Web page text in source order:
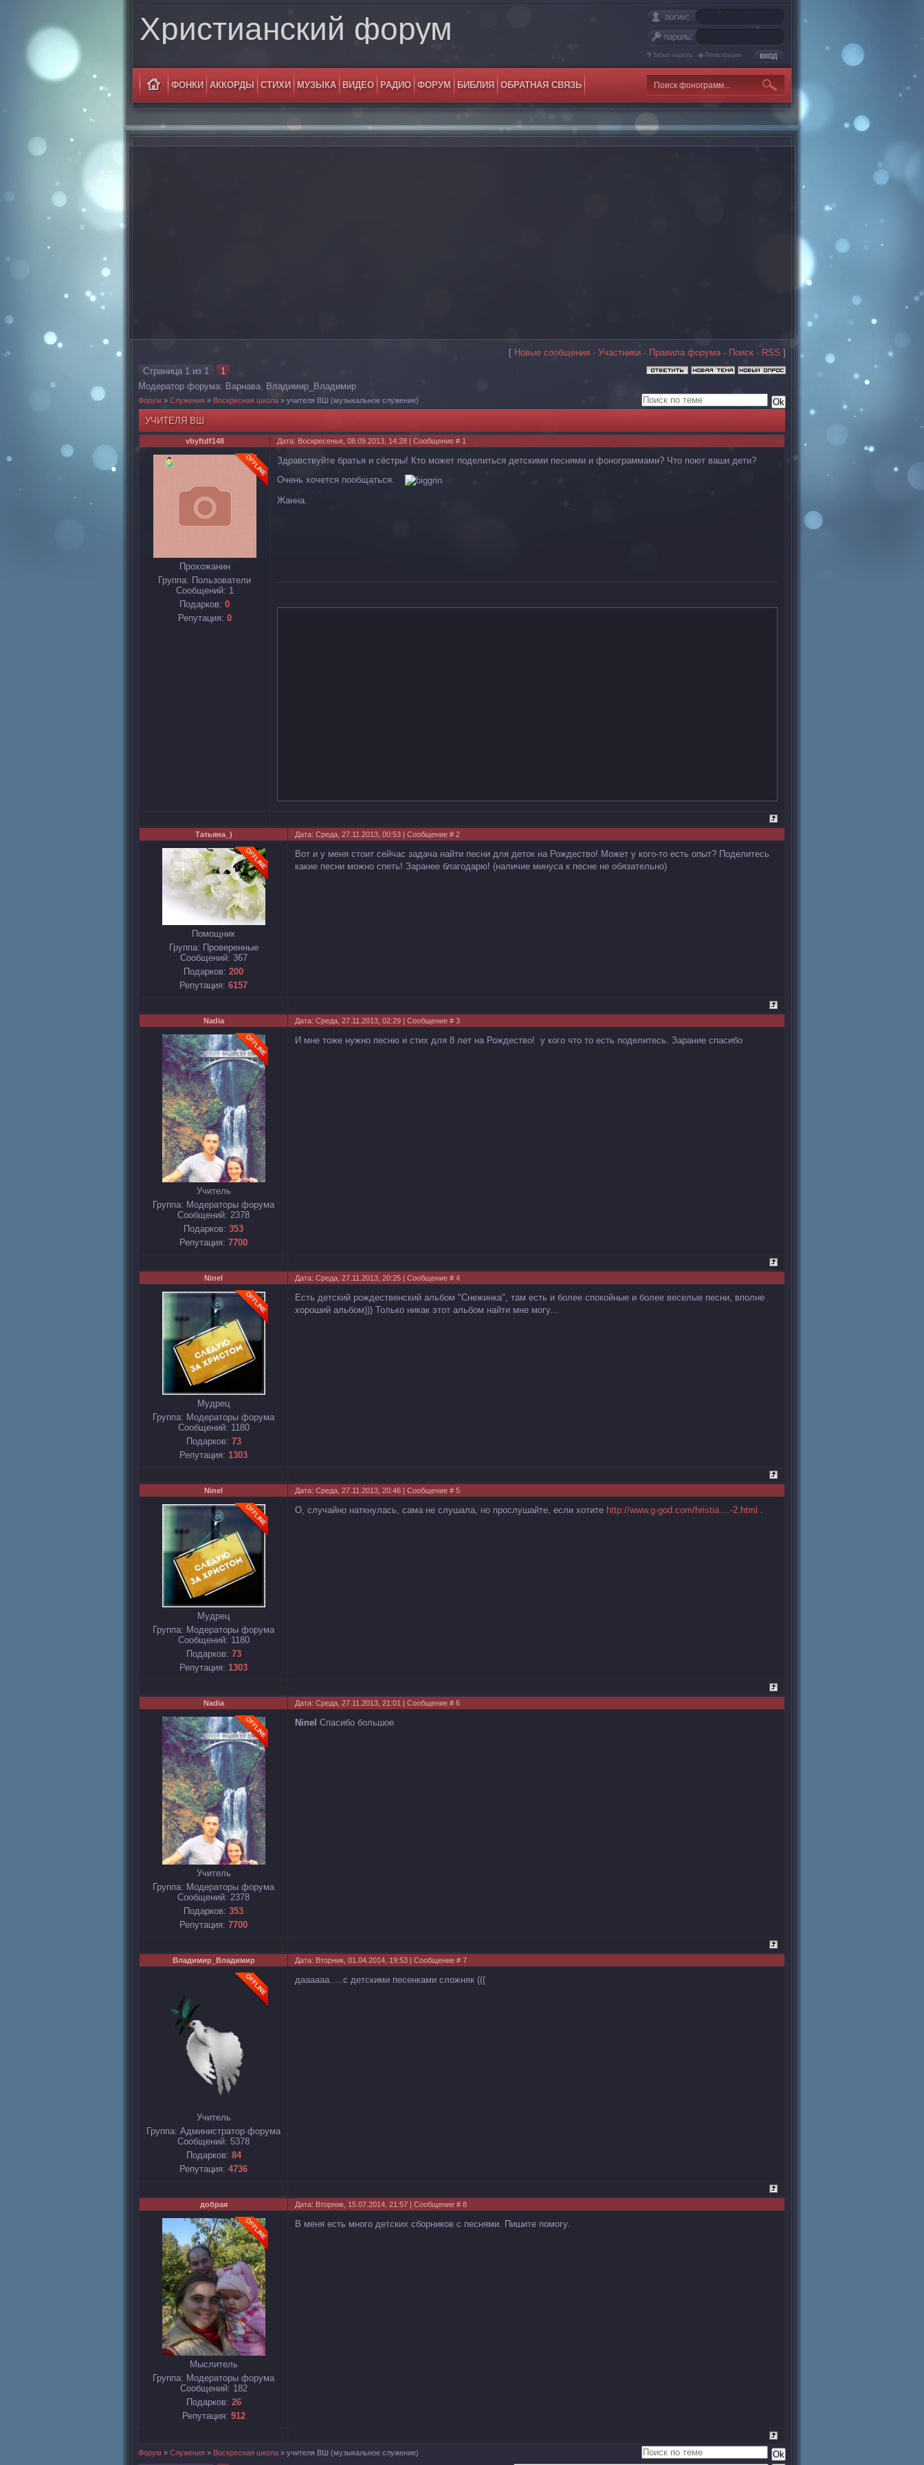
Христианский форум
Забыл пароль Регистрация
ФОНКИ АККОРДЫ СТИХИ МУЗЫКА ВИДЕО РАДИО ФОРУМ БИБЛИЯ ОБРАТНАЯ СВЯЗЬ
[ Новые сообщения · Участники · Правила форума· Поиск · RSS ]
Страница 1 из 1
1
Модератор форума: Варнава, Владимир_Владимир
Форум » Служения » Воскресная школа » учителя ВШ (музыкальное служение)
УЧИТЕЛЯ ВШ
vbyftdf148 Дата: Воскресенье, 08.09.2013, 14:28 | Сообщение # 1
Прохожанин
Группа: Пользователи
Сообщений: 1
Подарков: 0
Репутация: 0
Здравствуйте братья и сёстры! Кто может поделиться детскими песнями и фонограммами? Что поют ваши дети?
Очень хочется пообщаться.
Жанна.
Татьяна_) Дата: Среда, 27.11.2013, 00:53 | Сообщение # 2
Помощник
Группа: Проверенные
Сообщений: 367
Подарков: 200
Репутация: 6157
Вот и у меня стоит сейчас задача найти песни для деток на Рождество! Может у кого-то есть опыт? Поделитесь
какие песни можно спеть! Заранее благодарю! (наличие минуса к песне не обязательно)
Nadia Дата: Среда, 27.11.2013, 02:29 | Сообщение # 3
Учитель
Группа: Модераторы форума
Сообщений: 2378
Подарков: 353
Репутация: 7700
И мне тоже нужно песню и стих для 8 лет на Рождество! у кого что то есть поделитесь. Зарание спасибо
Ninel Дата: Среда, 27.11.2013, 20:25 | Сообщение # 4
Мудрец
Группа: Модераторы форума
Сообщений: 1180
Подарков: 73
Репутация: 1303
Есть детский рождественский альбом "Снежинка", там есть и более спокойные и более веселые песни, вполне
хороший альбом))) Только никак этот альбом найти мне могу...
Ninel Дата: Среда, 27.11.2013, 20:46 | Сообщение # 5
Мудрец
Группа: Модераторы форума
Сообщений: 1180
Подарков: 73
Репутация: 1303
О, случайно наткнулась, сама не слушала, но прослушайте, если хотите http://www.g-god.com/hristia....-2.html .
Nadia Дата: Среда, 27.11.2013, 21:01 | Сообщение # 6
Учитель
Группа: Модераторы форума
Сообщений: 2378
Подарков: 353
Репутация: 7700
Ninel Спасибо большое
Владимир_Владимир Дата: Вторник, 01.04.2014, 19:53 | Сообщение # 7
Учитель
Группа: Администратор форума
Сообщений: 5378
Подарков: 84
Репутация: 4736
даааааа.....с детскими песенками сложняк (((
добрая Дата: Вторник, 15.07.2014, 21:57 | Сообщение # 8
Мыслитель
Группа: Модераторы форума
Сообщений: 182
Подарков: 26
Репутация: 912
В меня есть много детских сборников с песнями. Пишите помогу.
Форум » Служения » Воскресная школа » учителя ВШ (музыкальное служение)